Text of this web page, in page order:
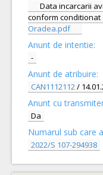
Data incarcarii
conform conditionat
Oradea.pdf
Anunt de intentie:
-
Anunt de atribuire:
CAN1112112/
Anunt cu
Da
Numarul sub care
2022/S 107-294938